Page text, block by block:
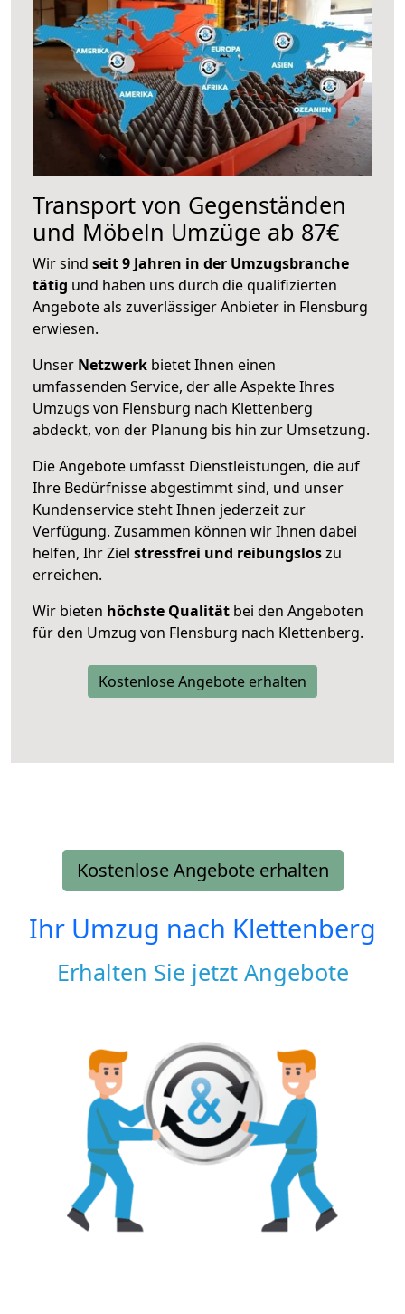
Transport von Gegenständen
und Möbeln Umzüge ab 87€
Wir sind seit 9 Jahren in der Umzugsbranche
tätig und haben uns durch die qualifizierten
Angebote als zuverlässiger Anbieter in Flensburg
erwiesen.
Unser Netzwerk bietet Ihnen einen
umfassenden Service, der alle Aspekte Ihres
Umzugs von Flensburg nach Klettenberg
abdeckt, von der Planung bis hin zur Umsetzung.
Die Angebote umfasst Dienstleistungen, die auf
Ihre Bedürfnisse abgestimmt sind, und unser
Kundenservice steht Ihnen jederzeit zur
Verfügung. Zusammen können wir Ihnen dabei
helfen, Ihr Ziel stressfrei und reibungsloszu
erreichen.
Wir bieten höchste Qualität bei den Angeboten
für den Umzug von Flensburg nach Klettenberg.
Kostenlose Angebote erhalten
Kostenlose Angebote erhalten
Ihr Umzug nach Klettenberg
Erhalten Sie jetzt Angebote